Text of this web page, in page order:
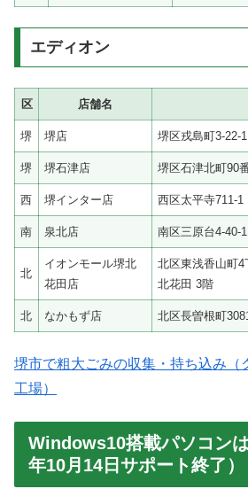
エディオン
区 店舗名
堺 堺店 堺区戎島町3-22-1
堺 堺石津店 堺区石津北町90
西 堺インター店 西区太平寺711-1
南 泉北店 南区三原台4-40-1
北
イオンモール堺北
花田店
北区東浅香山町
北花田 3階
北 なかもず店 北区長曽根町
堺市で粗大ごみの収集・持ち込み（
工場）
Windows10搭載パソコン
年10月14日サポート終了）